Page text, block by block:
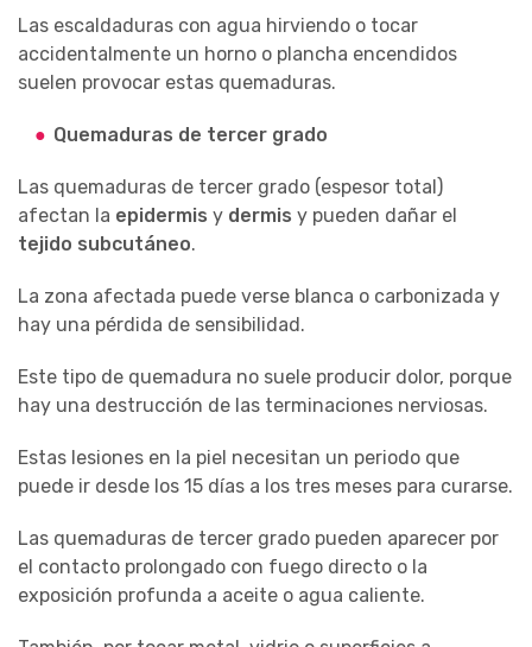
Las escaldaduras con agua hirviendo o tocar
accidentalmente un horno o plancha encendidos
suelen provocar estas quemaduras.
Quemaduras de tercer grado
Las quemaduras de tercer grado (espesor total)
afectan la epidermis y dermis y pueden dañar el
tejido subcutáneo.
La zona afectada puede verse blanca o carbonizada y
hay una pérdida de sensibilidad.
Este tipo de quemadura no suele producir dolor, porque
hay una destrucción de las terminaciones nerviosas.
Estas lesiones en la piel necesitan un periodo que
puede ir desde los 15 días a los tres meses para curarse.
Las quemaduras de tercer grado pueden aparecer por
el contacto prolongado con fuego directo o la
exposición profunda a aceite o agua caliente.